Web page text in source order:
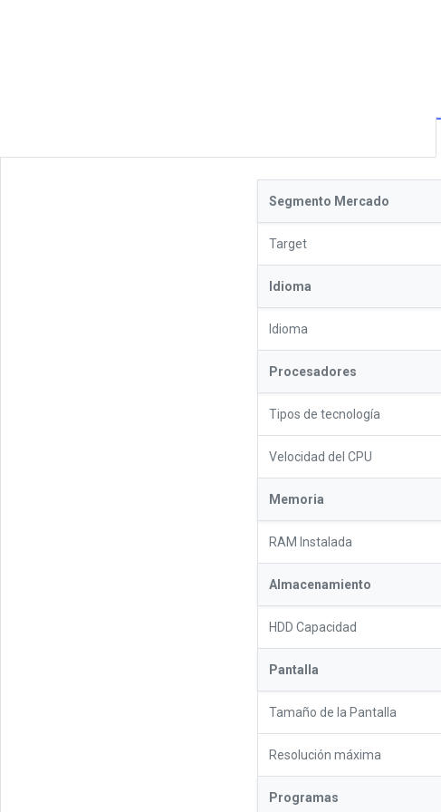
Segmento Mercado
Target
Idioma
Idioma
Procesadores
Tipos de tecnología
Velocidad del CPU
Memoria
RAM Instalada
Almacenamiento
HDD Capacidad
Pantalla
Tamaño de la Pantalla
Resolución máxima
Programas